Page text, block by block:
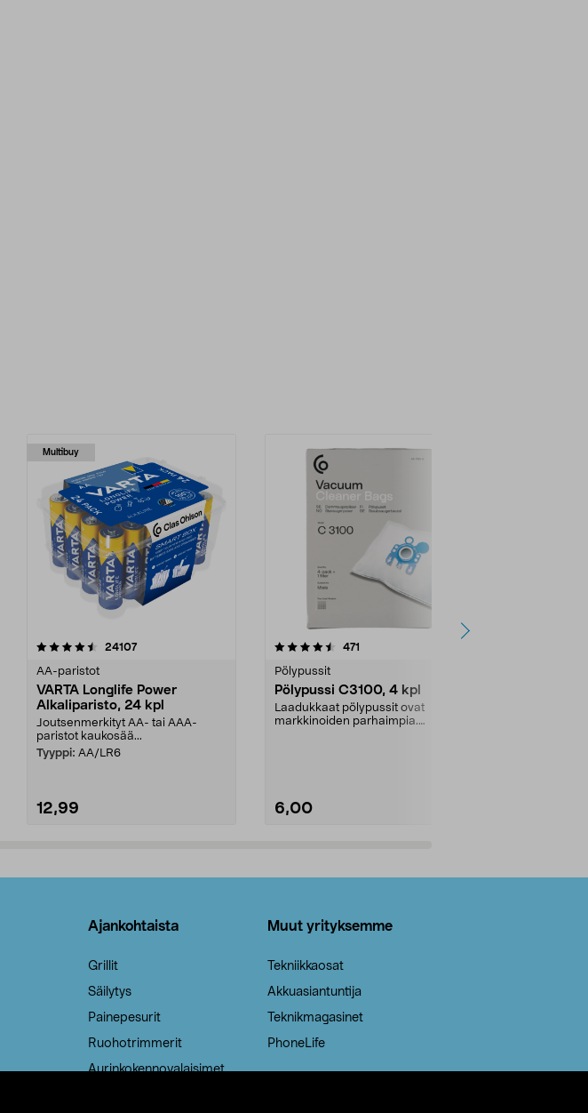
Multibuy
24107arvostelut
AA-paristot
VARTA Longlife Power
Alkaliparisto, 24 kpl
Joutsenmerkityt AA- tai AAA-
paristot kaukosää...
Tyyppi: AA/LR6
12,99
4.5viidestä
471
Pölypussit
Pölypussi C3100, 4 kpl
Laadukkaat pölypussit ovat
markkinoiden parhaimpia.
6,00
4.5viidestä
Ajankohtaista
Grillit
Säilytys
Painepesurit
Ruohotrimmerit
Aurinkokennovalaisimet
Muut yrityksemme
Tekniikkaosat
Akkuasiantuntija
Teknikmagasinet
PhoneLife